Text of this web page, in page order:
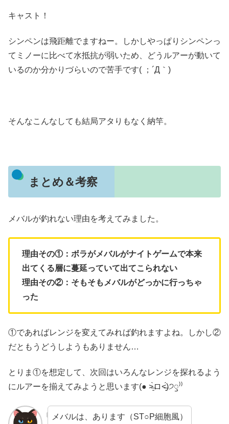
キャスト！
シンペンは飛距離でますねー。しかしやっぱりシンペンっ
てミノーに比べて水抵抗が弱いため、どうルアーが動いて
いるのか分かりづらいので苦手です( ；´Д｀)
そんなこんなしても結局アタりもなく納竿。
まとめ＆考察
メバルが釣れない理由を考えてみました。
理由その①：ボラがメバルがナイトゲームで本来
出てくる層に蔓延っていて出てこられない
理由その②：そもそもメバルがどっかに行っちゃ
った
①であればレンジを変えてみれば釣れますよね。しかし②
だともうどうしようもありません…
とりま①を想定して、次回はいろんなレンジを探れるよう
にルアーを揃えてみようと思います(● ˃̶͈̀ロ˂̶͈́)੭ꠥ⁾⁾
メバルは、あります（ST○P細胞風）